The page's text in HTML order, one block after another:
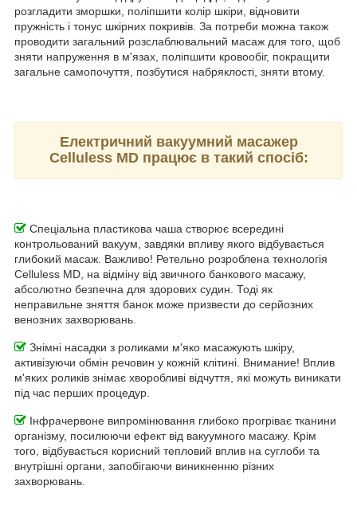
розгладити зморшки, поліпшити колір шкіри, відновити
пружність і тонус шкірних покривів. За потреби можна також
проводити загальний розслаблювальний масаж для того, щоб
зняти напруження в м'язах, поліпшити кровообіг, покращити
загальне самопочуття, позбутися набряклості, зняти втому.
Електричний вакуумний масажер
Celluless MD працює в такий спосіб:
Спеціальна пластикова чаша створює всередині
контрольований вакуум, завдяки впливу якого відбувається
глибокий масаж. Важливо! Ретельно розроблена технологія
Celluless MD, на відміну від звичного банкового масажу,
абсолютно безпечна для здорових судин. Тоді як
неправильне зняття банок може призвести до серйозних
венозних захворювань.
Знімні насадки з роликами м'яко масажують шкіру,
активізуючи обмін речовин у кожній клітині. Внимание! Вплив
м'яких роликів знімає хворобливі відчуття, які можуть виникати
під час перших процедур.
Інфрачервоне випромінювання глибоко прогріває тканини
організму, посилюючи ефект від вакуумного масажу. Крім
того, відбувається корисний тепловий вплив на суглоби та
внутрішні органи, запобігаючи виникненню різних
захворювань.